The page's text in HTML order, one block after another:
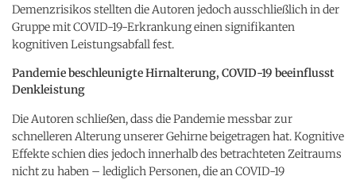
Demenzrisikos stellten die Autoren jedoch ausschließlich in der
Gruppe mit COVID-19-Erkrankung einen signifikanten
kognitiven Leistungsabfall fest.
Pandemie beschleunigte Hirnalterung, COVID-19 beeinflusst
Denkleistung
Die Autoren schließen, dass die Pandemie messbar zur
schnelleren Alterung unserer Gehirne beigetragen hat. Kognitive
Effekte schien dies jedoch innerhalb des betrachteten Zeitraums
nicht zu haben – lediglich Personen, die an COVID-19